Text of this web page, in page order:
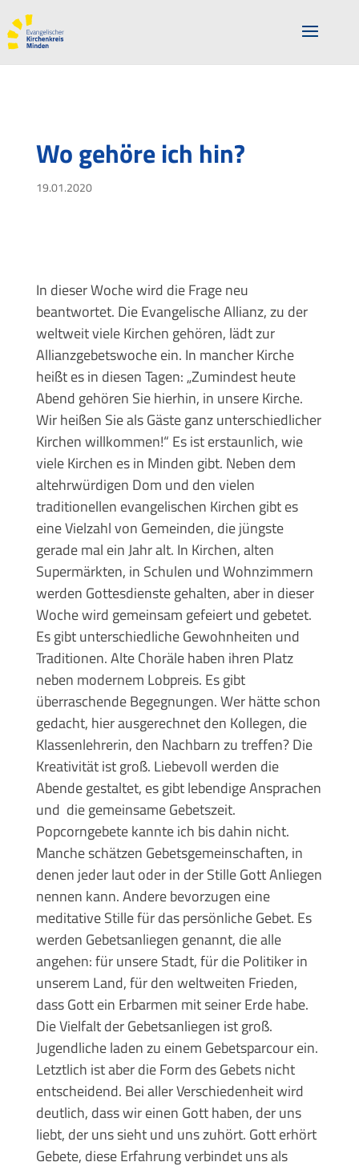
Wo gehöre ich hin?
19.01.2020
In dieser Woche wird die Frage neu
beantwortet. Die Evangelische Allianz, zu der
weltweit viele Kirchen gehören, lädt zur
Allianzgebetswoche ein. In mancher Kirche
heißt es in diesen Tagen: „Zumindest heute
Abend gehören Sie hierhin, in unsere Kirche.
Wir heißen Sie als Gäste ganz unterschiedlicher
Kirchen willkommen!“ Es ist erstaunlich, wie
viele Kirchen es in Minden gibt. Neben dem
altehrwürdigen Dom und den vielen
traditionellen evangelischen Kirchen gibt es
eine Vielzahl von Gemeinden, die jüngste
gerade mal ein Jahr alt. In Kirchen, alten
Supermärkten, in Schulen und Wohnzimmern
werden Gottesdienste gehalten, aber in dieser
Woche wird gemeinsam gefeiert und gebetet.
Es gibt unterschiedliche Gewohnheiten und
Traditionen. Alte Choräle haben ihren Platz
neben modernem Lobpreis. Es gibt
überraschende Begegnungen. Wer hätte schon
gedacht, hier ausgerechnet den Kollegen, die
Klassenlehrerin, den Nachbarn zu treffen? Die
Kreativität ist groß. Liebevoll werden die
Abende gestaltet, es gibt lebendige Ansprachen
und die gemeinsame Gebetszeit.
Popcorngebete kannte ich bis dahin nicht.
Manche schätzen Gebetsgemeinschaften, in
denen jeder laut oder in der Stille Gott Anliegen
nennen kann. Andere bevorzugen eine
meditative Stille für das persönliche Gebet. Es
werden Gebetsanliegen genannt, die alle
angehen: für unsere Stadt, für die Politiker in
unserem Land, für den weltweiten Frieden,
dass Gott ein Erbarmen mit seiner Erde habe.
Die Vielfalt der Gebetsanliegen ist groß.
Jugendliche laden zu einem Gebetsparcour ein.
Letztlich ist aber die Form des Gebets nicht
entscheidend. Bei aller Verschiedenheit wird
deutlich, dass wir einen Gott haben, der uns
liebt, der uns sieht und uns zuhört. Gott erhört
Gebete, diese Erfahrung verbindet uns als